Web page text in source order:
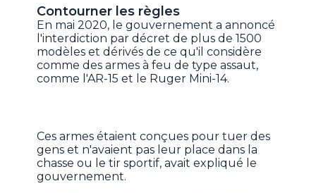
Contourner les règles
En mai 2020, le gouvernement a annoncé
l'interdiction par décret de plus de 1500
modèles et dérivés de ce qu'il considère
comme des armes à feu de type assaut,
comme l'AR-15 et le Ruger Mini-14.
Ces armes étaient conçues pour tuer des
gens et n'avaient pas leur place dans la
chasse ou le tir sportif, avait expliqué le
gouvernement.